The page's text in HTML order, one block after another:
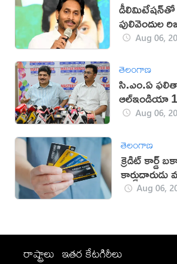
డీలిమిటేషన్‌తో
పులివెందుల
Aug 06,
తెలంగాణ
సి.ఎం.ఏ
ఆల్ఇండియా
సాధించిన
Aug 06,
తెలంగాణ
క్రెడిట్ కార్డ్
కార్డుదారుడు
చెల్లిస్తారు?
Aug 06,
రాష్ట్రాలు ఇతర కేటగిరీలు